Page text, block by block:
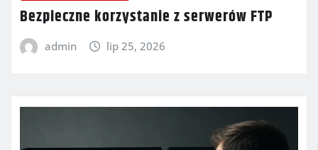
Bezpieczne korzystanie z serwerów FTP
admin lip 25, 2026